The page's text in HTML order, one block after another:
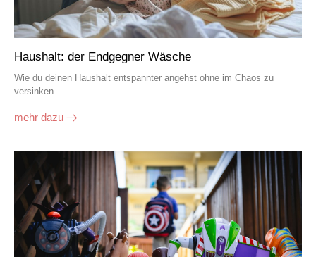
Haushalt: der Endgegner Wäsche
Wie du deinen Haushalt entspannter angehst ohne im Chaos zu
versinken…
mehr dazu